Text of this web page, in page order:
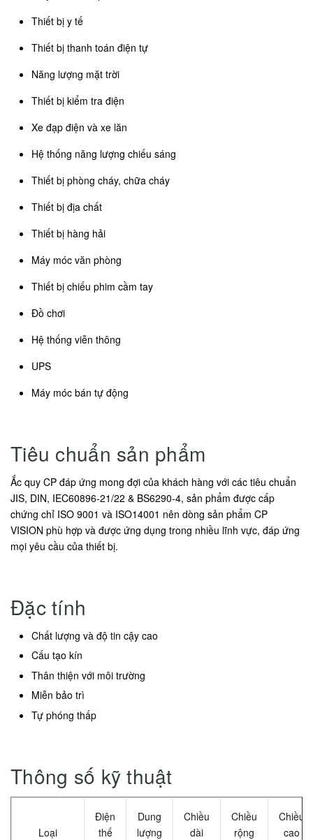
Thiết bị y tế
Thiết bị thanh toán điện tự
Năng lượng mặt trời
Thiết bị kiểm tra điện
Xe đạp điện và xe lăn
Hệ thống năng lượng chiếu sáng
Thiết bị phòng cháy, chữa cháy
Thiết bị địa chất
Thiết bị hàng hải
Máy móc văn phòng
Thiết bị chiếu phim cầm tay
Đồ chơi
Hệ thống viễn thông
UPS
Máy móc bán tự động
Tiêu chuẩn sản phẩm
Ắc quy CP đáp ứng mong đợi của khách hàng với các tiêu chuẩn
JIS, DIN, IEC60896-21/22 & BS6290-4, sản phẩm được cấp
chứng chỉ ISO 9001 và ISO14001 nên dòng sản phẩm CP
VISION phù hợp và được ứng dụng trong nhiều lĩnh vực, đáp ứng
mọi yêu cầu của thiết bị.
Đặc tính
Chất lượng và độ tin cậy cao
Cấu tạo kín
Thân thiện với môi trường
Miễn bảo trì
Tự phóng thấp
Thông số kỹ thuật
Loại
Điện
thế
Dung
lượng
Chiều
dài
Chiều
rộng
Chiều
cao